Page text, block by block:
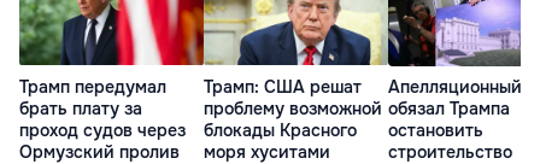
Трамп передумал
брать плату за
проход судов через
Ормузский пролив
Трамп: США решат
проблему возможной
блокады Красного
моря хуситами
Апелляционный
обязал Трампа
остановить
строительство